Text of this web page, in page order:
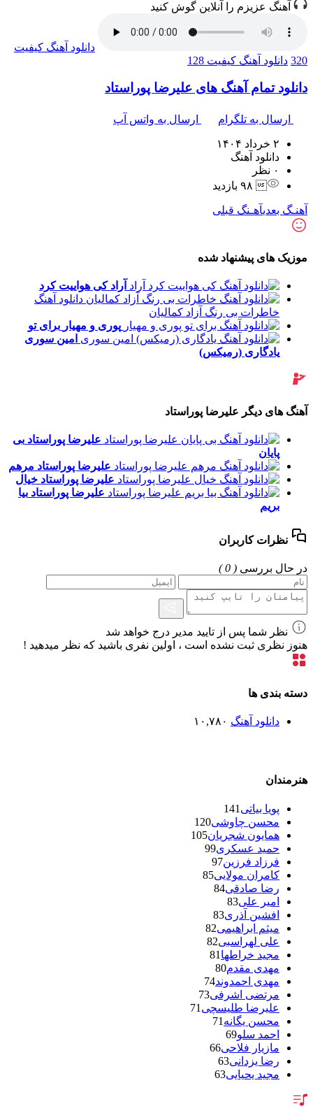
آهنگ عزیزم را آنلاین گوش کنید
دانلود آهنگ کیفیت
320 دانلود آهنگ کیفیت 128
دانلود تمام آهنگ های علیرضا پوراستاد
ارسال به تلگرام ارسال به واتس آپ
۲ خرداد ۱۴۰۴
دانلود آهنگ
۰ نظر
۹۸ بازدید
آهنـگ بعدیآهـنگ قبلی
موزیک های پیشنهاد شده
آراد کی هواییت کرد
دانلود آهنگ
خاطرات بی رنگ آزاد کمالیان
پوری و مهیار برای تو
امین سوری
یادگاری (رمیکس)
آهنگ های دیگر علیرضا پوراستاد
علیرضا پوراستاد بی
پایان
علیرضا پوراستاد مرهم
علیرضا پوراستاد خیال
علیرضا پوراستاد بیا
بریم
نظرات کاربران
در حال بررسی ( 0 )
نظر شما پس از تایید مدیر درج خواهد شد
هنوز نظری ثبت نشده است ، اولین نفری باشید که نظر میدهید !
دسته بندی ها
دانلود آهنگ ۱۰,۷۸۰
هنرمندان
پویا بیاتی 141
محسن چاوشی120
همایون شجریان105
حمید عسکری99
فرزاد فرزین97
کامران مولایی85
رضا صادقی84
امیر علی83
افشین آذری83
میثم ابراهیمی82
علی لهراسبی82
مجید خراطها 81
مهدی مقدم80
مهدی احمدوند74
مرتضی اشرفی73
علیرضا طلیسچی 71
محسن یگانه 71
احمد سلو69
مازیار فلاحی66
رضا یزدانی63
مجید یحیایی63